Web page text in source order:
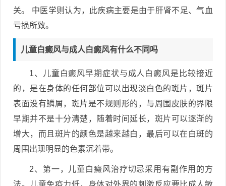
关。 中医学则认为，此疾病主要是由于肝肾不足、气血
亏损所致。
儿童白癜风与成人白癜风有什么不同吗
1、儿童白癜风早期症状与成人白癜风是比较接近
的，是在身体的任何部位可以出现淡白色的斑片，斑片
表面没有鳞屑，斑片是不规则形的，与周围皮肤的界限
早期并不是十分清楚，随着时间延长，斑片可以逐渐的
增大，而且斑片的颜色是越来越白，最后可以在白斑的
周围出现明显的色素沉着带。
2、第一，儿童白癜风治疗切忌采用有副作用的方
法。儿童免疫力低，身体对外界的刺激反应要比成人敏